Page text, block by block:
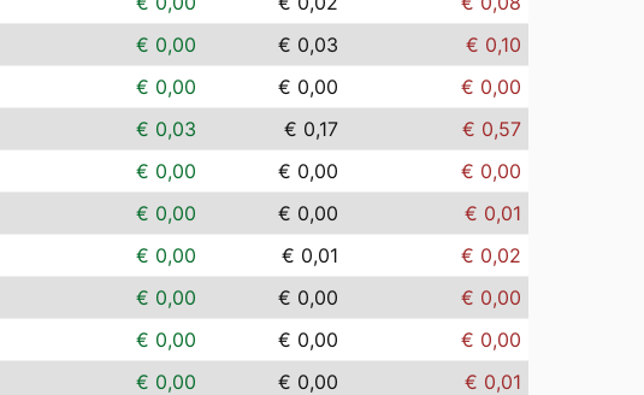
€ 0,00 € 0,03
€ 0,10
€ 0,00 € 0,00
€ 0,00
€ 0,03 € 0,17
€ 0,57
€ 0,00 € 0,00
€ 0,00
€ 0,00 € 0,00
€ 0,01
€ 0,00 € 0,01
€ 0,02
€ 0,00 € 0,00
€ 0,00
€ 0,00 € 0,00
€ 0,00
€ 0,00 € 0,00 € 0,01